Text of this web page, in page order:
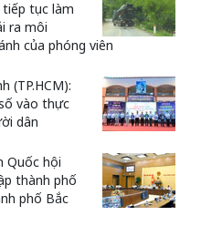
tục làm
ra môi
của phóng viên
(TP.HCM):
vào thực
dân
Quốc hội
thành phố
phố Bắc